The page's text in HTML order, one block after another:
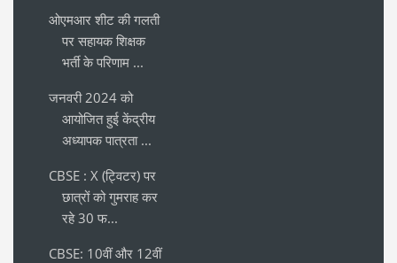
ओएमआर शीट की गलती
पर सहायक शिक्षक
भर्ती के परिणाम ...
जनवरी 2024 को
आयोजित हुई केंद्रीय
अध्यापक पात्रता ...
CBSE : X (ट्विटर) पर
छात्रों को गुमराह कर
रहे 30 फ...
CBSE: 10वीं और 12वीं